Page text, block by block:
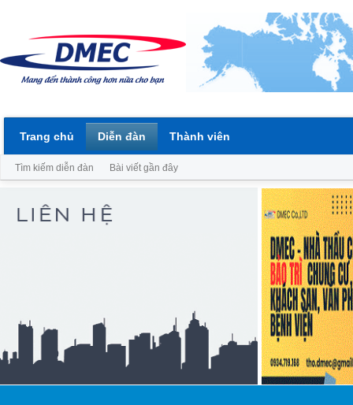
Trang chủ Diễn đàn
Tìm kiếm diễn đàn Bài viết gần đây
Thành viên